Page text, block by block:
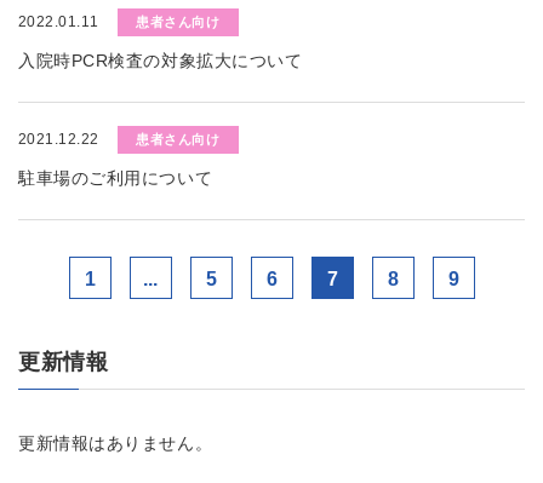
2022.01.11 患者さん向け
入院時PCR検査の対象拡大について
2021.12.22 患者さん向け
駐車場のご利用について
1 ... 5 6 7 8 9
更新情報
更新情報はありません。